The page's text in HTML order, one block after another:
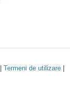
Termeni de utilizare|